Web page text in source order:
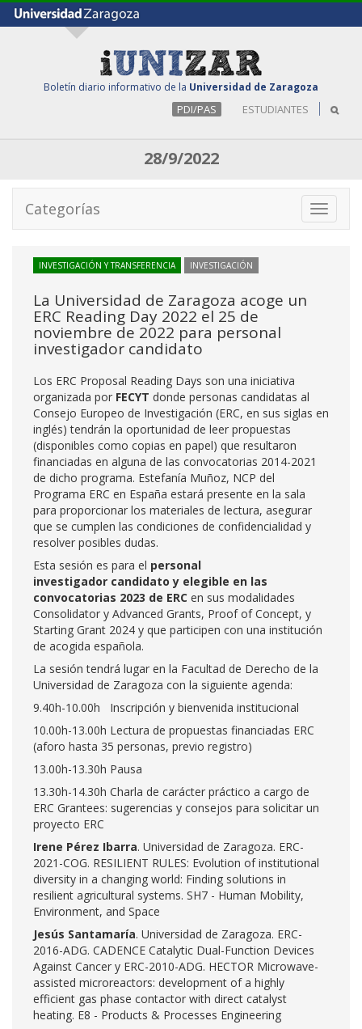
Boletín diario informativo de la Universidad de Zaragoza
PDI/PAS ESTUDIANTES
28/9/2022
Toggle
Categorías
INVESTIGACIÓN Y TRANSFERENCIA INVESTIGACIÓN
La Universidad de Zaragoza acoge un
ERC Reading Day 2022 el 25 de
noviembre de 2022 para personal
investigador candidato
Los ERC Proposal Reading Days son una iniciativa
organizada por FECYT donde personas candidatas al
Consejo Europeo de Investigación (ERC, en sus siglas en
inglés) tendrán la oportunidad de leer propuestas
(disponibles como copias en papel) que resultaron
financiadas en alguna de las convocatorias 2014-2021
de dicho programa. Estefanía Muñoz, NCP del
Programa ERC en España estará presente en la sala
para proporcionar los materiales de lectura, asegurar
que se cumplen las condiciones de confidencialidad y
resolver posibles dudas.
Esta sesión es para el personal
investigador candidato y elegible en las
convocatorias 2023 de ERC en sus modalidades
Consolidator y Advanced Grants, Proof of Concept, y
Starting Grant 2024 y que participen con una institución
de acogida española.
La sesión tendrá lugar en la Facultad de Derecho de la
Universidad de Zaragoza con la siguiente agenda:
9.40h-10.00h Inscripción y bienvenida institucional
10.00h-13.00h Lectura de propuestas financiadas ERC
(aforo hasta 35 personas, previo registro)
13.00h-13.30h Pausa
13.30h-14.30h Charla de carácter práctico a cargo de
ERC Grantees: sugerencias y consejos para solicitar un
proyecto ERC
Irene Pérez Ibarra. Universidad de Zaragoza. ERC-
2021-COG. RESILIENT RULES: Evolution of institutional
diversity in a changing world: Finding solutions in
resilient agricultural systems. SH7 - Human Mobility,
Environment, and Space
Jesús Santamaría. Universidad de Zaragoza. ERC-
2016-ADG. CADENCE Catalytic Dual-Function Devices
Against Cancer y ERC-2010-ADG. HECTOR Microwave-
assisted microreactors: development of a highly
efficient gas phase contactor with direct catalyst
heating. E8 - Products & Processes Engineering